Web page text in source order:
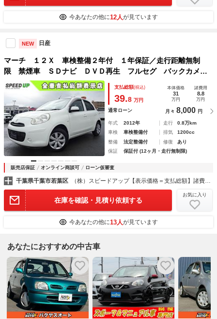
今あなたの他に12人が見ています
NEW 日産
マーチ １２Ｘ 車検整備２年付 １年保証／走行距離無制
限 禁煙車 ＳＤナビ ＤＶＤ再生 フルセグ バックカメ
ラ ＡＵＸ Ｂｌｕｅｔｏｏｔｈ音楽 スマートキー ＥＴ
Ｃ アイドリングストップ タイミングチェーン
支払総額(税込)
39.8 万円
本体価格
31
万円
諸費用
8.8
万円
通常ローン 月々 8,000 円
年式 2012年 走行
0.8万km
車検
車検整備付 排気
1200cc
整備
法定整備付 修復
あり
保証
保証付 (12ヶ月・走行無制限)
販売店保証 オンライン商談可 ローン仮審査
千葉県千葉市若葉区 （株）スピードアップ【表示価格＝支払総額】諸費用コミ総額表示専門店
在庫を確認・見積り依頼する
お気に入り
今あなたの他に13人が見ています
あなたにおすすめの中古車